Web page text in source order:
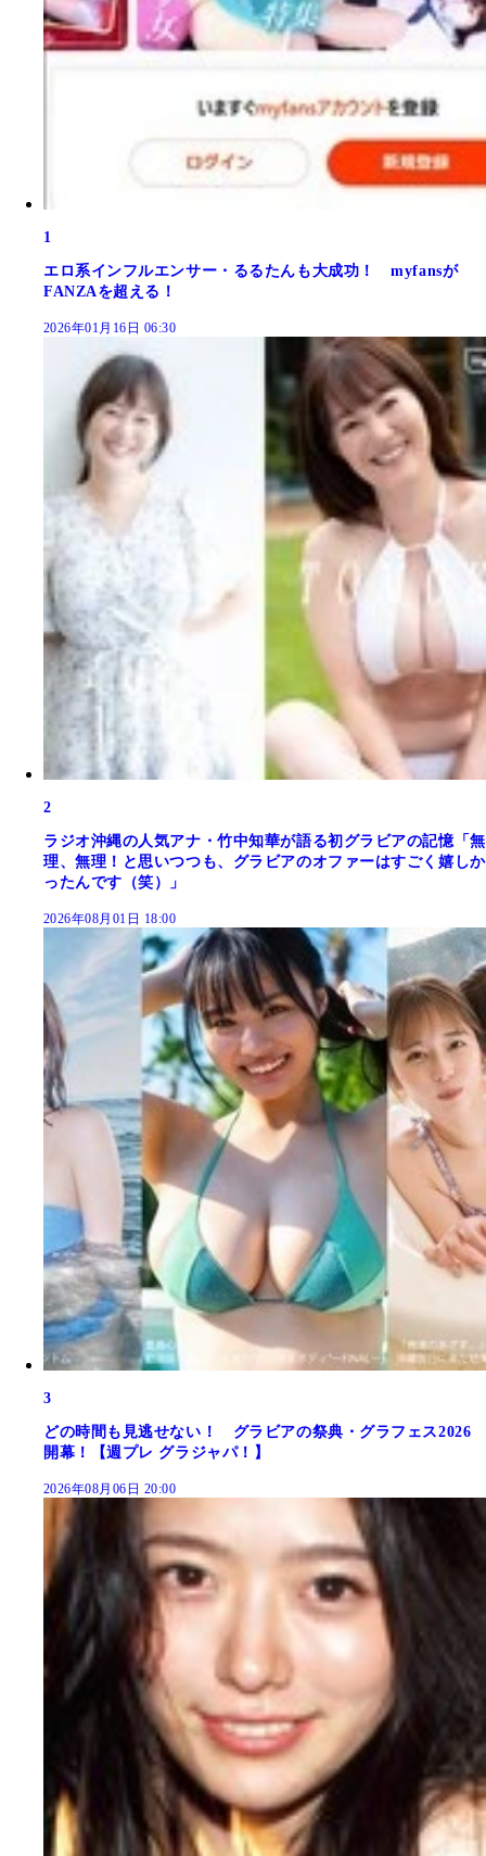
1
エロ系インフルエンサー・るるたんも大成功！ myfansが
FANZAを超える！
2026年01月16日 06:30
2
ラジオ沖縄の人気アナ・竹中知華が語る初グラビアの記憶「無
理、無理！と思いつつも、グラビアのオファーはすごく嬉しか
ったんです（笑）」
2026年08月01日 18:00
3
どの時間も見逃せない！ グラビアの祭典・グラフェス2026
開幕！【週プレ グラジャパ！】
2026年08月06日 20:00